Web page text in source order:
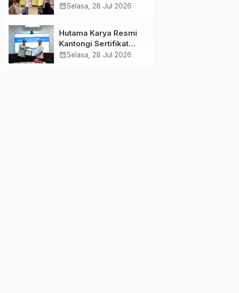
Hijau, Pertamina EP
Eco-Print
calendar_monthSelasa, 28 Jul 2026
Hutama Karya Resmi
Kantongi Sertifikat
Persetujuan Laik
calendar_monthSelasa, 28 Jul 2026